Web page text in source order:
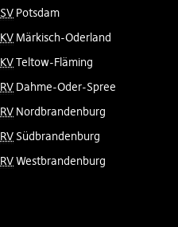
SV Potsdam
KV Märkisch-Oderland
KVTeltow-Fläming
RV Dahme-Oder-Spree
RV Nordbrandenburg
RV Südbrandenburg
RVWestbrandenburg